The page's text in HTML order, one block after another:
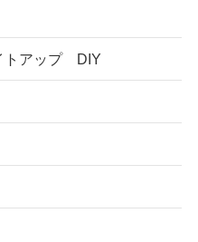
トアップ DIY